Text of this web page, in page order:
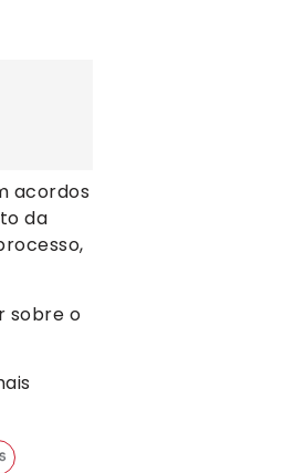
acordos
da
sobre o